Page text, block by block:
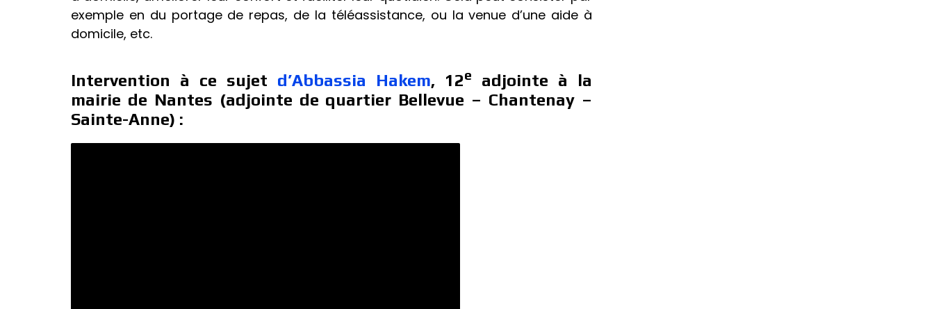
exemple en du portage de repas, de la téléassistance, ou la venue d’une aide à
domicile, etc.
Intervention à ce sujet d’Abbassia Hakem, 12e
adjointe à la
mairie de Nantes (adjointe de quartier Bellevue – Chantenay –
Sainte-Anne) :